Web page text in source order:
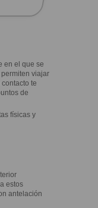
en el que se
viajar
te
de
físicas y
estos
antelación